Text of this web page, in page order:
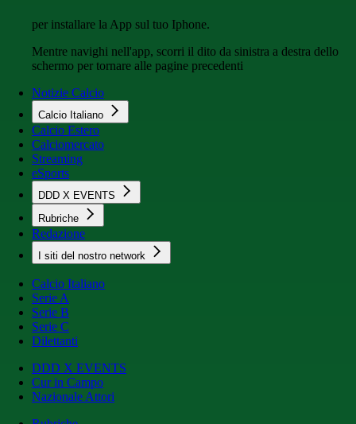
per installare la App sul tuo Iphone.
Mentre navighi nell'app, scorri il dito da sinistra a destra dello
schermo per tornare alle pagine precedenti
Notizie Calcio
Calcio Italiano
Calcio Estero
Calciomercato
Streaming
eSports
DDD X EVENTS
Rubriche
Redazione
I siti del nostro network
Calcio Italiano
Serie A
Serie B
Serie C
Dilettanti
DDD X EVENTS
Cur in Campo
Nazionale Attori